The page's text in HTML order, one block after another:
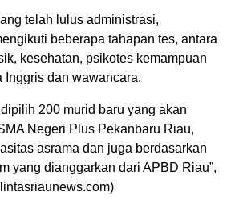
telah lulus administrasi,
beberapa tahapan tes, antara
kesehatan, psikotes kemampuan
Inggris dan wawancara.
200 murid baru yang akan
Negeri Plus Pekanbaru Riau,
asrama dan juga berdasarkan
yang dianggarkan dari APBD Riau”,